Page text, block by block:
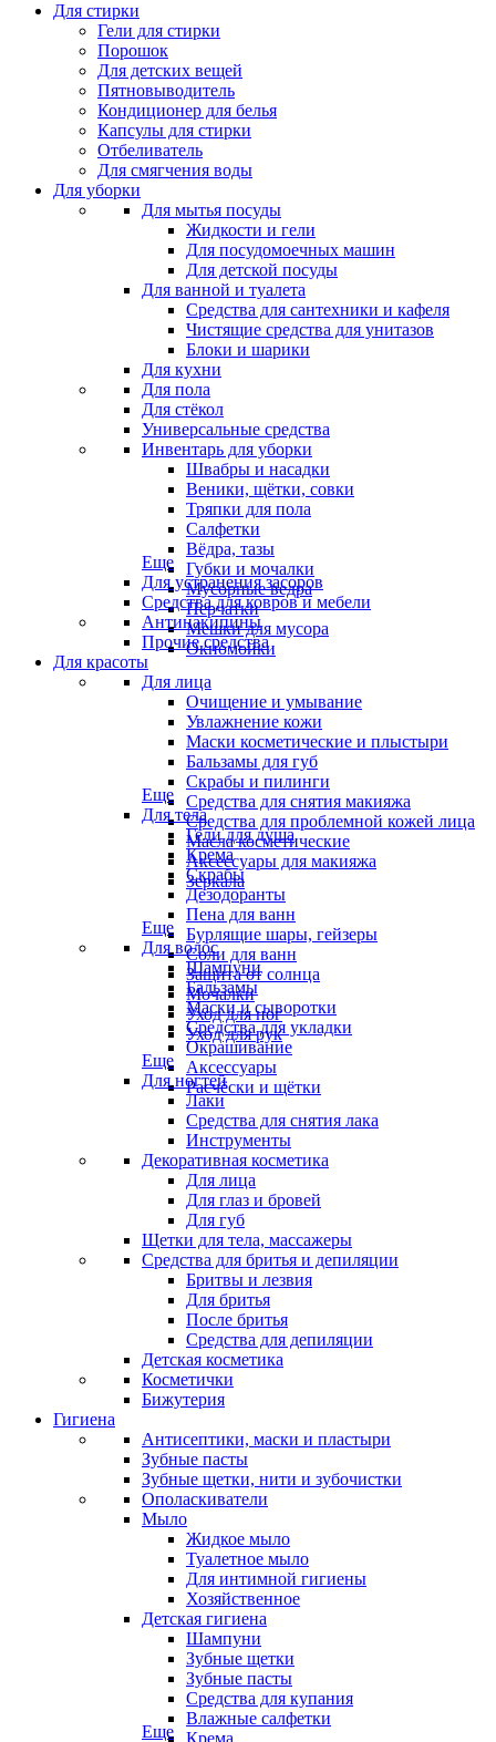
Для стирки
Гели для стирки
Порошок
Для детских вещей
Пятновыводитель
Кондиционер для белья
Капсулы для стирки
Отбеливатель
Для смягчения воды
Для уборки
Для мытья посуды
Жидкости и гели
Для посудомоечных машин
Для детской посуды
Для ванной и туалета
Средства для сантехники и кафеля
Чистящие средства для унитазов
Блоки и шарики
Для кухни
Для пола
Для стёкол
Универсальные средства
Инвентарь для уборки
Швабры и насадки
Веники, щётки, совки
Тряпки для пола
Салфетки
Вёдра, тазы
Губки и мочалки
Мусорные ведра
Перчатки
Мешки для мусора
Окномойки
Еще
Для устранения засоров
Средства для ковров и мебели
Антинакипины
Прочие средства
Для красоты
Для лица
Очищение и умывание
Увлажнение кожи
Маски косметические и плыстыри
Бальзамы для губ
Скрабы и пилинги
Средства для снятия макияжа
Средства для проблемной кожей лица
Масла косметические
Аксессуары для макияжа
Зеркала
Еще
Для тела
Гели для душа
Крема
Скрабы
Дезодоранты
Пена для ванн
Бурлящие шары, гейзеры
Соли для ванн
Защита от солнца
Мочалки
Уход для ног
Уход для рук
Еще
Для волос
Шампуни
Бальзамы
Маски и сыворотки
Средства для укладки
Окрашивание
Аксессуары
Расчёски и щётки
Еще
Для ногтей
Лаки
Средства для снятия лака
Инструменты
Декоративная косметика
Для лица
Для глаз и бровей
Для губ
Щетки для тела, массажеры
Средства для бритья и депиляции
Бритвы и лезвия
Для бритья
После бритья
Средства для депиляции
Детская косметика
Косметички
Бижутерия
Гигиена
Антисептики, маски и пластыри
Зубные пасты
Зубные щетки, нити и зубочистки
Ополаскиватели
Мыло
Жидкое мыло
Туалетное мыло
Для интимной гигиены
Хозяйственное
Детская гигиена
Шампуни
Зубные щетки
Зубные пасты
Средства для купания
Влажные салфетки
Крема
Еще